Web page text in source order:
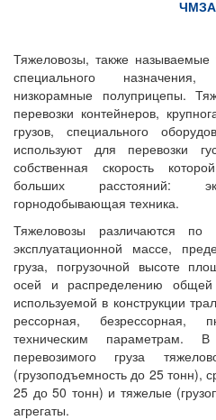
Тяжеловозы, также называемые
специального
низкорамные полуприцепы.
перевозки контейнеров,
грузов, специального
используют для перевозки
собственная скорость
больших расстояний:
горнодобывающая техника.
Тяжеловозы различаются по
эксплуатационной массе,
груза, погрузочной высоте
осей и распределению
используемой в конструкции
рессорная, безрессорная,
техническим параметрам.
перевозимого груза
(грузоподъемность до 25 тонн),
25 до 50 тонн) и тяжелые
агрегаты.